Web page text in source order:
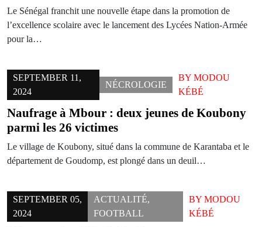
Le Sénégal franchit une nouvelle étape dans la promotion de
l’excellence scolaire avec le lancement des Lycées Nation-Armée
pour la…
SEPTEMBER 11,
2024
NÉCROLOGIE
BY MODOU
KÉBÉ
Naufrage à Mbour : deux jeunes de Koubony
parmi les 26 victimes
Le village de Koubony, situé dans la commune de Karantaba et le
département de Goudomp, est plongé dans un deuil…
SEPTEMBER 05,
2024
ACTUALITÉ,
FOOTBALL
BY MODOU
KÉBÉ